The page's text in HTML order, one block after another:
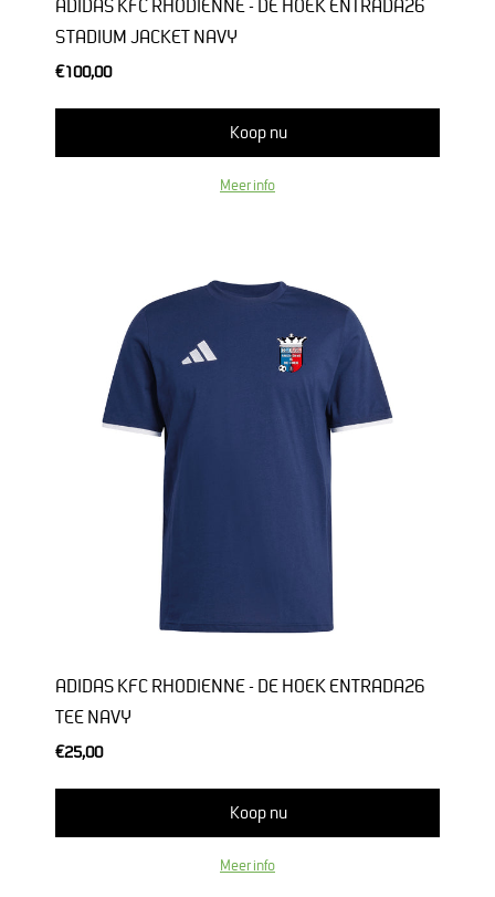
ADIDAS KFC RHODIENNE - DE HOEK ENTRADA26
STADIUM JACKET NAVY
€100,00
Koop nu
Meer info
ADIDAS KFC RHODIENNE - DE HOEK ENTRADA26
TEE NAVY
€25,00
Koop nu
Meer info